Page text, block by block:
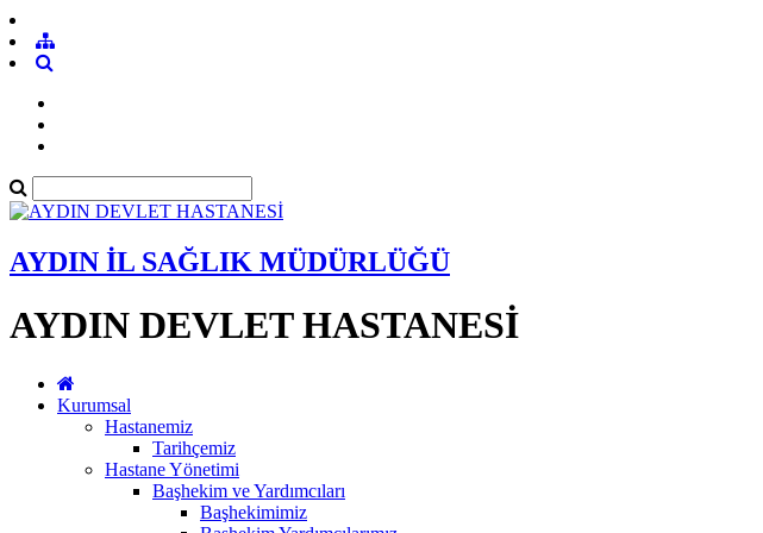
AYDIN İL SAĞLIK MÜDÜRLÜĞÜ
AYDIN DEVLET HASTANESİ
Kurumsal
Hastanemiz
Tarihçemiz
Hastane Yönetimi
Başhekim ve Yardımcıları
Başhekimimiz